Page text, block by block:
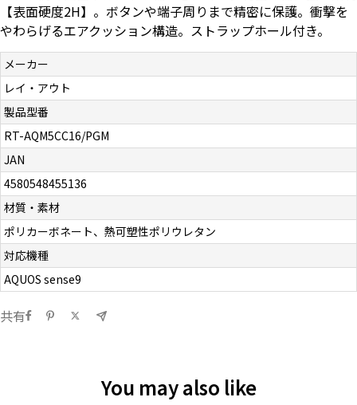
【表面硬度2H】。ボタンや端子周りまで精密に保護。衝撃を
やわらげるエアクッション構造。ストラップホール付き。
メーカー
レイ・アウト
製品型番
RT-AQM5CC16/PGM
JAN
4580548455136
材質・素材
ポリカーボネート、熱可塑性ポリウレタン
対応機種
AQUOS sense9
共有
You may also like